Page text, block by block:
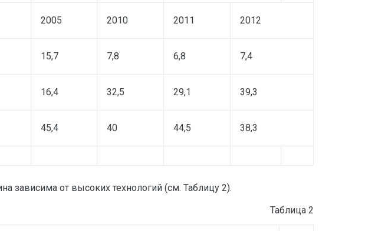
2005 2010 2011 2012
15,7 7,8 6,8 7,4
16,4 32,5 29,1 39,3
45,4 40 44,5 38,3
от высоких технологий (см. Таблицу 2).
Таблица 2